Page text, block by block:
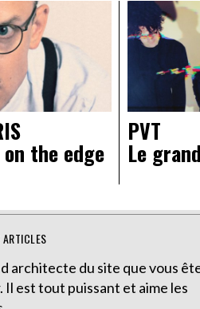
the edge
PVT
Le
ARTICLES
architecte du site que vous
est tout puissant et aime les